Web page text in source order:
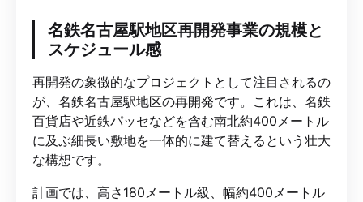
名鉄名古屋駅地区再開発事業の規模と
スケジュール感
再開発の象徴的なプロジェクトとして注目されるの
が、名鉄名古屋駅地区の再開発です。これは、名鉄
百貨店や近鉄パッセなどを含む南北約400メートル
に及ぶ細長い敷地を一体的に建て替えるという壮大
な構想です。
計画では、高さ180メートル級、幅約400メートル